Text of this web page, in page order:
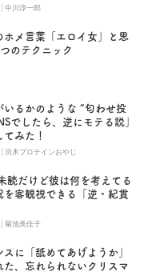
|中川淳一郎
ホメ言葉「エロイ女」と思
のテクニック
いるかのような “匂わせ投
でしたら、逆にモテる説」
てみた！
|渋木プロテインおやじ
読だけど彼は何を考えてる
を客観視できる「逆・紀貫
|菊池美佳子
スに「舐めてあげようか」
た、忘れられないクリスマ